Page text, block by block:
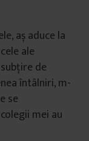
aș aduce la
ale
de
întâlniri, m-
se
mei au